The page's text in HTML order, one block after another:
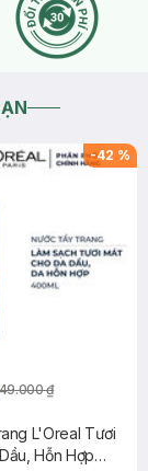
-42 %
₫
L'Oreal Tươi
Hỗn Hợp